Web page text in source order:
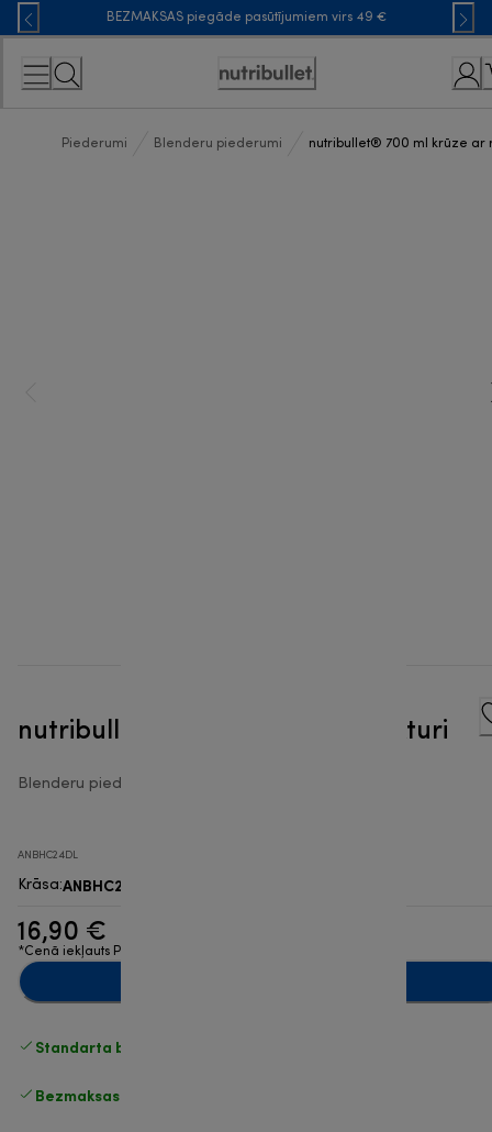
Skip
to
Content
BEZMAKSAS piegāde pasūtījumiem virs 49 €
Accessibility
Piederumi Blenderu piederumi nutribullet® 700 ml krūze ar
nutribullet® 700 ml krūze ar rokturi
Blenderu piederumi
ANBHC24DL
Krāsa:ANBHC24DL
16,90 €
*Cenā iekļauts PVN
Standarta bezmaksas piegāde
Bezmaksas atgriešana